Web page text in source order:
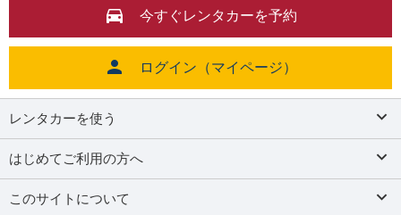
今すぐレンタカーを予約
ログイン（マイページ）
レンタカーを使う
はじめてご利用の方へ
このサイトについて